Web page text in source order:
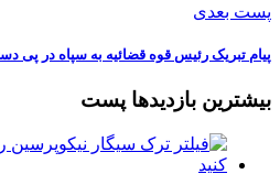
پست بعدی
پیام تبریک رئیس قوه قضائیه به سپاه در پی
بیشترین بازدیدها پست